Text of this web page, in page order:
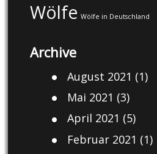
Wölfe Wölfe in Deutschland
Archive
August 2021 (1)
Mai 2021 (3)
April 2021 (5)
Februar 2021 (1)